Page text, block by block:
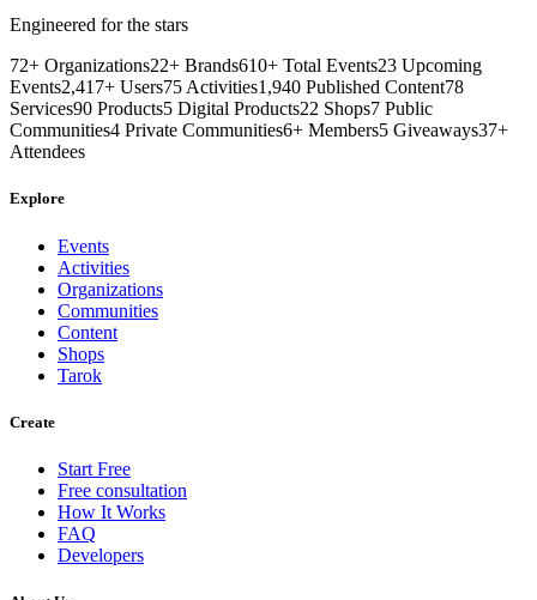
Engineered for the stars
72+ Organizations22+ Brands610+ Total Events23 Upcoming
Events2,417+ Users75 Activities1,940 Published Content78
Services90 Products5 Digital Products22 Shops7 Public
Communities4 Private Communities6+ Members5 Giveaways37+
Attendees
Explore
Events
Activities
Organizations
Communities
Content
Shops
Tarok
Create
Start Free
Free consultation
How It Works
FAQ
Developers